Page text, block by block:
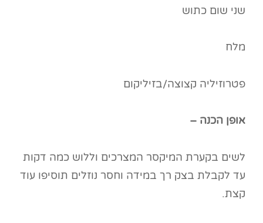
שני שום כתוש
מלח
פטרוזיליה קצוצה/בזיליקום
אופן הכנה –
לשים בקערת המיקסר המצרכים וללוש כמה דקות
עד לקבלת בצק רך במידה וחסר נוזלים תוסיפו עוד
קצת.